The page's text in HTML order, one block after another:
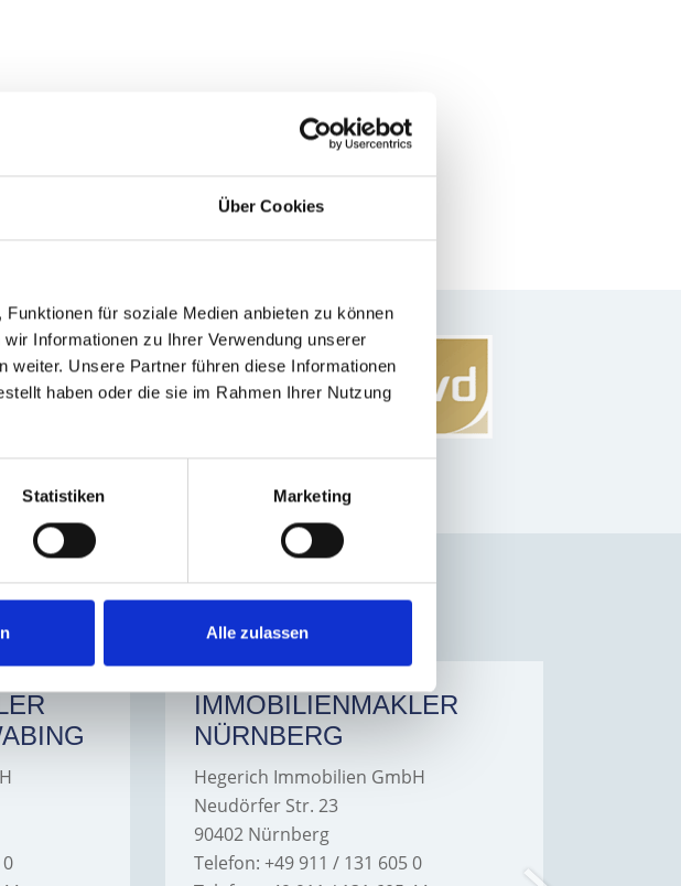
Über Cookies
für soziale Medien anbieten zu können
Informationen zu Ihrer Verwendung unserer
weiter. Unsere Partner führen diese Informationen
haben oder die sie im Rahmen Ihrer Nutzung
Statistiken Marketing
Alle zulassen
Bewertungen
IMMOBILIENMAKLER
NÜRNBERG
Hegerich Immobilien GmbH
Neudörfer Str. 23
90402 Nürnberg
Telefon: +49 911 / 131 605 0